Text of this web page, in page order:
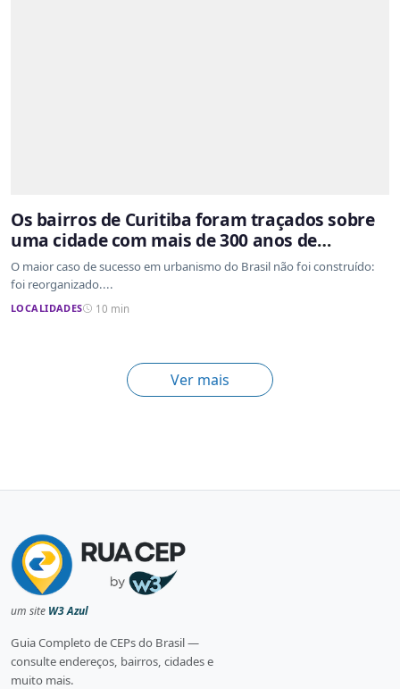
Os bairros de Curitiba foram traçados sobre
uma cidade com mais de 300 anos de
ocupação desordenada
O maior caso de sucesso em urbanismo do Brasil não foi construído:
foi reorganizado....
LOCALIDADES 10 min
Ver mais
um site W3 Azul
Guia Completo de CEPs do Brasil —
consulte endereços, bairros, cidades e
muito mais.